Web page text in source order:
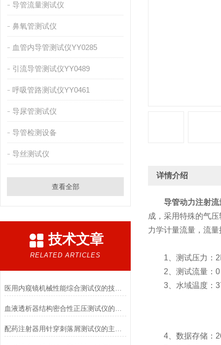
导管流量测试仪
鼻氧管测试仪
血管内导管测试仪YY0285
引流导管测试仪YY0489
呼吸管路测试仪YY0461
导尿管测试仪
导管检测设备
导丝测试仪
查看全部
技术文章
RELATED ARTICLES
医用内窥镜机械性能综合测试仪的技术特点详解
详情介绍
导管动力注射
成，采用特殊的气
力学计量流量，流
1、测试压力：
2、测试流量：0
3、水域温度：37
4、数据存储：